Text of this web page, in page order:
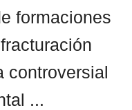
formaciones
controversial
...